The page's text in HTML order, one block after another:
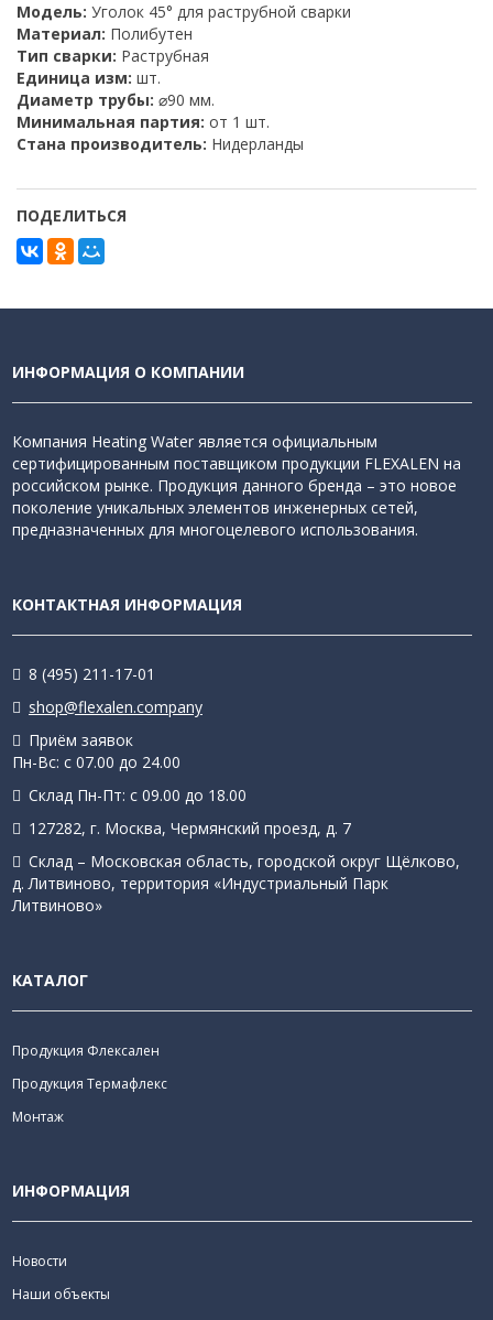
Модель: Уголок 45° для раструбной сварки
Материал: Полибутен
Тип сварки: Раструбная
Единица изм: шт.
Диаметр трубы: ⌀90 мм.
Минимальная партия: от 1 шт.
Стана производитель: Нидерланды
ПОДЕЛИТЬСЯ
ИНФОРМАЦИЯ О КОМПАНИИ
Компания Heating Water является официальным
сертифицированным поставщиком продукции FLEXALEN на
российском рынке. Продукция данного бренда – это новое
поколение уникальных элементов инженерных сетей,
предназначенных для многоцелевого использования.
КОНТАКТНАЯ ИНФОРМАЦИЯ
8 (495) 211-17-01
shop@flexalen.company
Приём заявок
Пн-Вс: с 07.00 до 24.00
Склад Пн-Пт: с 09.00 до 18.00
127282, г. Москва, Чермянский проезд, д. 7
Склад – Московская область, городской округ Щёлково,
д. Литвиново, территория «Индустриальный Парк
Литвиново»
КАТАЛОГ
Продукция Флексален
Продукция Термафлекс
Монтаж
ИНФОРМАЦИЯ
Новости
Наши объекты